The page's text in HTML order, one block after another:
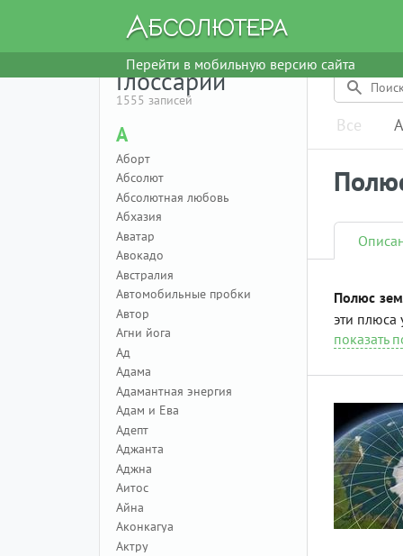
Перейти в мобильную версию сайта
Глоссарий
1555 записей
А
Аборт
Абсолют
Абсолютная любовь
Абхазия
Аватар
Авокадо
Австралия
Автомобильные пробки
Автор
Агни йога
Ад
Адама
Адамантная энергия
Адам и Ева
Адепт
Аджанта
Аджна
Аитос
Айна
Аконкагуа
Актру
Все А
Полюс
эти
показать